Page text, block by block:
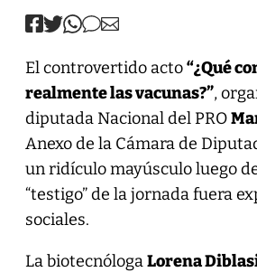
El controvertido acto“¿Qué
realmente las vacunas?”,
diputada Nacional del PRO
Anexo de la Cámara de
un ridículo mayúsculo luego
“testigo” de la jornada fuera
sociales.
La biotecnólogaLorena